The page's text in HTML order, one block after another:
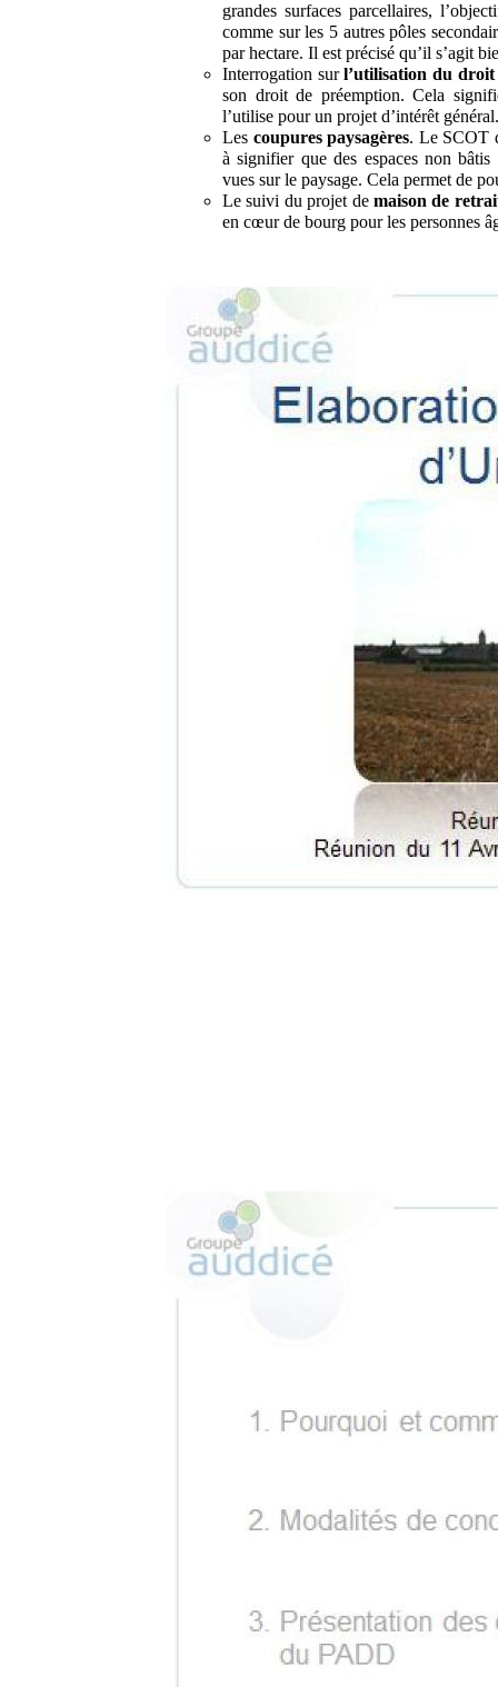
grandes surfaces parcellaires,
comme sur les 5 autres pôles
par hectare. Il est précisé qu’il s’agit
Interrogation surl’utilisation du
son droit de préemption. Cela
l’utilise pour un projet d’intérêt
Les coupures paysagères. Le SCOT
à signifier que des espaces non
vues sur le paysage. Cela permet de
Le suivi du projet de maison de
en cœur de bourg pour les personnes